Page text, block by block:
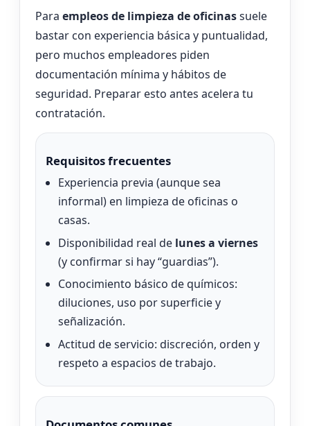
Para empleos de limpieza de oficinassuele
bastar con experiencia básica y puntualidad,
pero muchos empleadores piden
documentación mínima y hábitos de
seguridad. Preparar esto antes acelera tu
contratación.
Requisitos frecuentes
Experiencia previa (aunque sea
informal) en limpieza de oficinas o
casas.
Disponibilidad real de lunes a viernes
(y confirmar si hay “guardias”).
Conocimiento básico de químicos:
diluciones, uso por superficie y
señalización.
Actitud de servicio: discreción, orden y
respeto a espacios de trabajo.